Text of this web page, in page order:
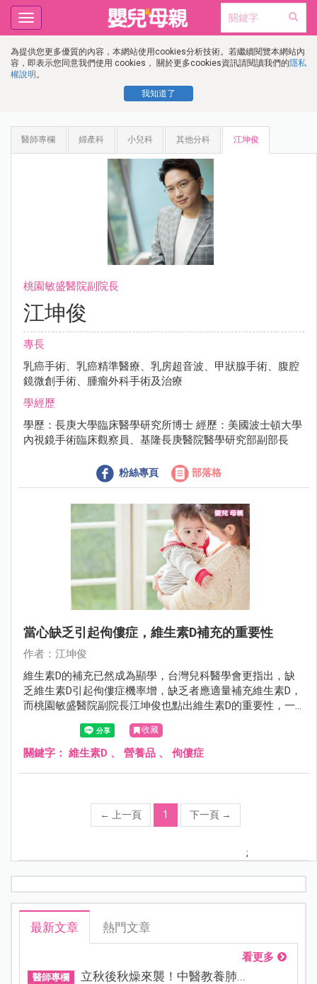
為提供您更多優質的內容，本網站使用cookies分析技術。若繼續閱覽本網站內
容，即表示您同意我們使用 cookies， 關於更多cookies資訊請閱讀我們的隱私
權說明 。
我知道了
Toggle
navigation
醫師專欄 婦產科 小兒科 其他分科 江坤俊
桃園敏盛醫院副院長
江坤俊
專長
乳癌手術、乳癌精準醫療、乳房超音波、甲狀腺手術、腹腔
鏡微創手術、腫瘤外科手術及治療
學經歷
學歷：長庚大學臨床醫學研究所博士 經歷：美國波士頓大學
內視鏡手術臨床觀察員、基隆長庚醫院醫學研究部副部長
粉絲專頁 部落格
當心缺乏引起佝僂症，維生素D補充的重要性
作者：江坤俊
維生素D的補充已然成為顯學，台灣兒科醫學會更指出，缺
乏維生素D引起佝僂症機率增，缺乏者應適量補充維生素D，
而桃園敏盛醫院副院長江坤俊也點出維生素D的重要性，一
收藏
關鍵字： 維生素D 、 營養品 、 佝僂症
← 上一頁 1 下一頁 →
;
最新文章 熱門文章
看更多
醫師專欄 立秋後秋燥來襲！中醫教養肺...